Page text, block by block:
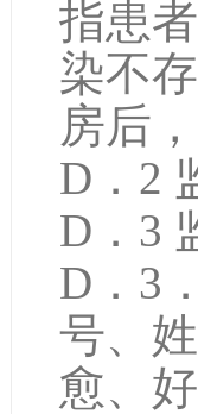
指患
染不
房后
D．2
D．3
D．3
号、
愈、